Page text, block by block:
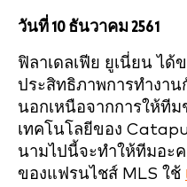
วันที่ 10 ธันวาคม 2561
ฟิลาเดลเฟีย ยูเนี่ยน ได้
ประสิทธิภาพการทำงา
นอกเหนือจากการให้ที
เทคโนโลยีของ
นามไปนี้จะทำให้ทีมอะค
ของแฟรนไชส์ MLS ใช้